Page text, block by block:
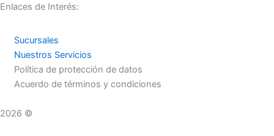
Enlaces de Interés:
Sucursales
Nuestros Servicios
Política de protección de datos
Acuerdo de términos y condiciones
2026 ©